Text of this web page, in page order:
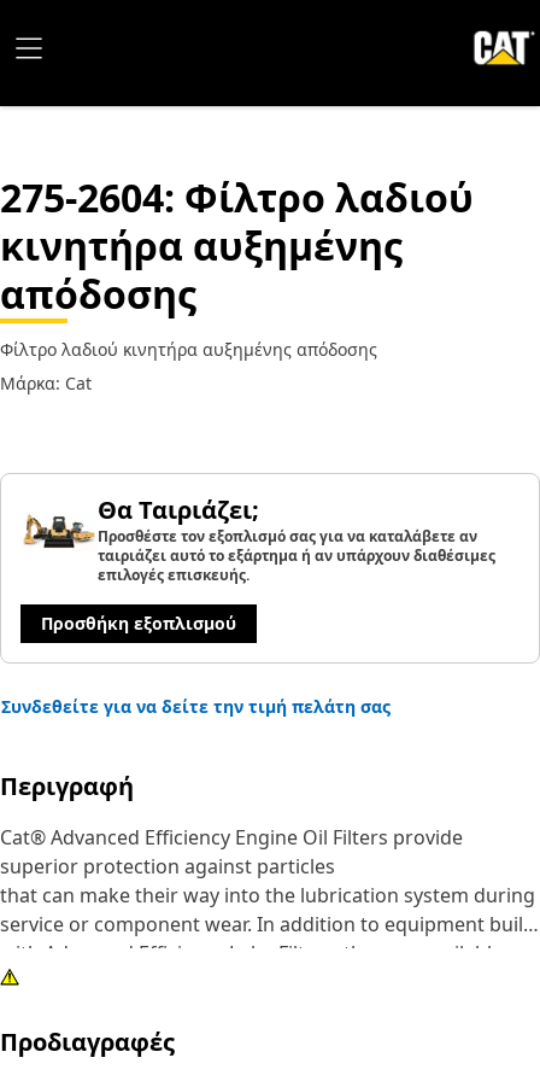
275-2604: Φίλτρο λαδιού
κινητήρα αυξημένης
απόδοσης
Φίλτρο λαδιού κινητήρα αυξημένης απόδοσης
Μάρκα: Cat
Θα Ταιριάζει;
Προσθέστε τον εξοπλισμό σας για να καταλάβετε αν
ταιριάζει αυτό το εξάρτημα ή αν υπάρχουν διαθέσιμες
επιλογές επισκευής.
Προσθήκη εξοπλισμού
Συνδεθείτε για να δείτε την τιμή πελάτη σας
Περιγραφή
Cat® Advanced Efficiency Engine Oil Filters provide
superior protection against particles
that can make their way into the lubrication system during
service or component wear. In addition to equipment built
with Advanced Efficiency Lube Filters, they are available as
an upgrade for some standard efficiency filters.
Although all engine oil filters remove some abrasive
Προδιαγραφές